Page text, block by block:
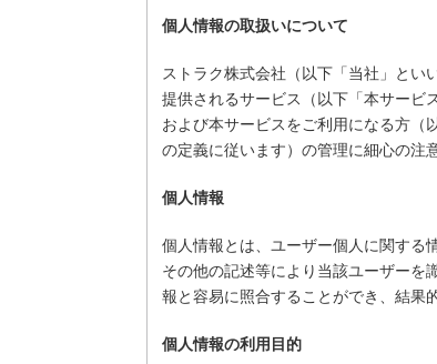
個人情報の取扱いについて
ストラク株式会社（以下「当社」とい
提供されるサービス（以下「本サービ
および本サービスをご利用になる方（
の定義に従います）の管理に細心の注
個人情報
個人情報とは、ユーザー個人に関する
その他の記述等により当該ユーザーを
報と容易に照合することができ、結果
個人情報の利用目的